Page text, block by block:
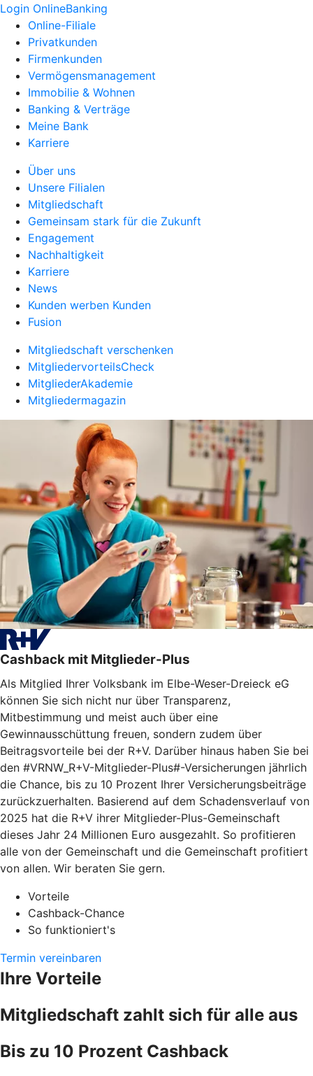
Login OnlineBanking
Online-Filiale
Privatkunden
Firmenkunden
Vermögensmanagement
Immobilie & Wohnen
Banking & Verträge
Meine Bank
Karriere
Über uns
Unsere Filialen
Mitgliedschaft
Gemeinsam stark für die Zukunft
Engagement
Nachhaltigkeit
Karriere
News
Kunden werben Kunden
Fusion
Mitgliedschaft verschenken
MitgliedervorteilsCheck
MitgliederAkademie
Mitgliedermagazin
Cashback mit Mitglieder-Plus
Als Mitglied Ihrer Volksbank im Elbe-Weser-Dreieck eG
können Sie sich nicht nur über Transparenz,
Mitbestimmung und meist auch über eine
Gewinnausschüttung freuen, sondern zudem über
Beitragsvorteile bei der R+V. Darüber hinaus haben Sie bei
den #VRNW_R+V-Mitglieder-Plus#-Versicherungen jährlich
die Chance, bis zu 10 Prozent Ihrer Versicherungsbeiträge
zurückzuerhalten. Basierend auf dem Schadensverlauf von
2025 hat die R+V ihrer Mitglieder-Plus-Gemeinschaft
dieses Jahr 24 Millionen Euro ausgezahlt. So profitieren
alle von der Gemeinschaft und die Gemeinschaft profitiert
von allen. Wir beraten Sie gern.
Vorteile
Cashback-Chance
So funktioniert's
Termin vereinbaren
Ihre Vorteile
Mitgliedschaft zahlt sich für alle aus
Bis zu 10 Prozent Cashback